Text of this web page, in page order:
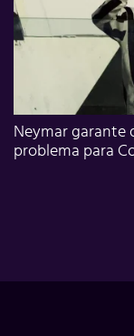
Neymar garante
problema para